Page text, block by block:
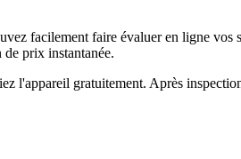
facilement faire évaluer en ligne vos
de prix instantanée.
l'appareil gratuitement. Après